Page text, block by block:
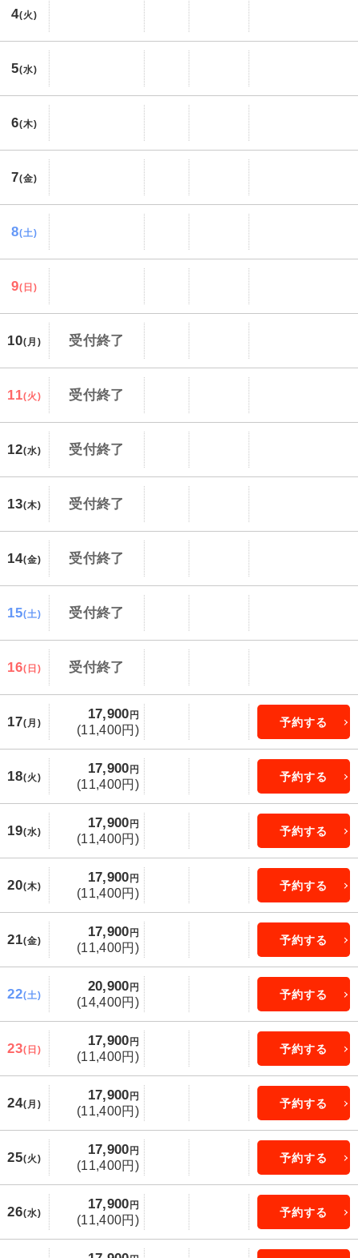
4(火)
5(水)
6(木)
7(金)
8(土)
9(日)
10(月) 受付終了
11(火) 受付終了
12(水) 受付終了
13(木) 受付終了
14(金) 受付終了
15(土) 受付終了
16(日) 受付終了
17(月)
17,900 円
(11,400円)
予約する
18(火)
17,900 円
(11,400円)
予約する
19(水)
17,900 円
(11,400円)
予約する
20(木)
17,900 円
(11,400円)
予約する
21(金)
17,900 円
(11,400円)
予約する
22(土)
20,900 円
(14,400円)
予約する
23(日)
17,900 円
(11,400円)
予約する
24(月)
17,900 円
(11,400円)
予約する
25(火)
17,900 円
(11,400円)
予約する
26(水)
17,900 円
(11,400円)
予約する